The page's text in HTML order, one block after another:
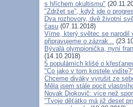
s hříchem okultismu"
"Zdržet se", když jde o
Dva rozhovory, dvě životní
času (07.11.2018)
Víme, který světec se narodil
připravujeme o zázrak ..
Bývalá olympionička, nyní
(14.10.2018)
5 populárních klišé o
"Co jako v tom kostele
Chceme diváky vyrušit ze
Měla jsem stále pocit
Novak Djokovič: více než
"Tvoje děťátko má již deset